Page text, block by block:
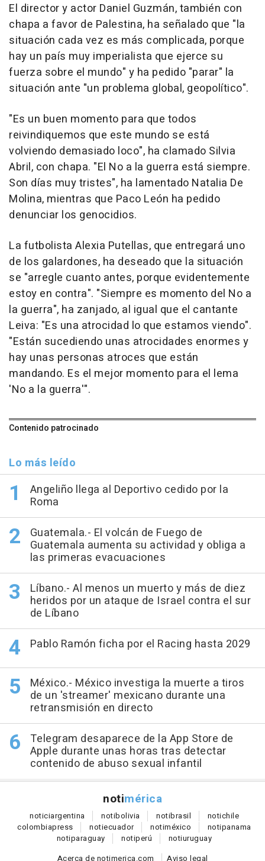
El director y actor Daniel Guzmán, también con
chapa a favor de Palestina, ha señalado que "la
situación cada vez es más complicada, porque
hay un país muy imperialista que ejerce su
fuerza sobre el mundo" y ha pedido "parar" la
situación ante "un problema global, geopolítico".
"Es un buen momento para que todos
reivindiquemos que este mundo se está
volviendo demasiado loco", ha clamado Silvia
Abril, con chapa. "El No a la guerra está siempre.
Son días muy tristes", ha lamentado Natalia De
Molina, mientras que Paco León ha pedido
denunciar los genocidios.
La futbolista Alexia Putellas, que entregará uno
de los galardones, ha deseado que la situación
se "arregle cuanto antes, porque evidentemente
estoy en contra". "Siempre es momento del No a
la guerra", ha zanjado, al igual que el cantante
Leiva: "Es una atrocidad lo que estamos viendo".
"Están sucediendo unas atrocidades enormes y
hay unas personas atroces que están
mandando. Es el mejor momento para el lema
'No a la guerra'".
Contenido patrocinado
Lo más leído
Angeliño llega al Deportivo cedido por la
Roma
Guatemala.- El volcán de Fuego de
Guatemala aumenta su actividad y obliga a
las primeras evacuaciones
Líbano.- Al menos un muerto y más de diez
heridos por un ataque de Israel contra el sur
de Líbano
Pablo Ramón ficha por el Racing hasta 2029
México.- México investiga la muerte a tiros
de un 'streamer' mexicano durante una
retransmisión en directo
Telegram desaparece de la App Store de
Apple durante unas horas tras detectar
contenido de abuso sexual infantil
notimérica
noticiargentina notibolivia notibrasil notichile
colombiapress notiecuador notiméxico notipanama
notiparaguay notiperú notiuruguay
Acerca de notimerica.com
Aviso legal